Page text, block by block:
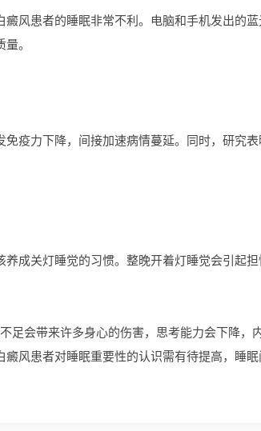
患者的睡眠非常不利。电脑和手机发出的
。
力下降，间接加速病情蔓延。同时，研究表
关灯睡觉的习惯。整晚开着灯睡觉会引起担
会带来许多身心的伤害，思考能力会下降，
风患者对睡眠重要性的认识需有待提高，睡眠